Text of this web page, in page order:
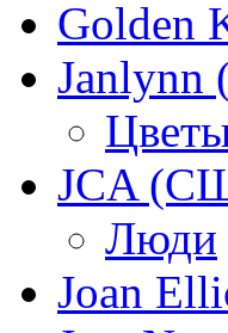
Golden
JCA
Люди
Joan